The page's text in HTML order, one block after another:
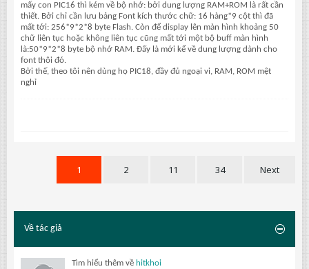
mấy con PIC16 thì kém về bộ nhớ: bởi dung lượng RAM+ROM là rất cần
thiết. Bởi chỉ cần lưu bảng Font kích thước chữ: 16 hàng*9 cột thì đã
mất tới: 256*9*2*8 byte Flash. Còn để display lên màn hình khoảng 50
chữ liên tục hoặc không liên tục cũng mất tới một bộ buff màn hình
là:50*9*2*8 byte bộ nhớ RAM. Đấy là mới kể về dung lượng dành cho
font thôi đó.
Bởi thế, theo tôi nên dùng họ PIC18, đầy đủ ngoại vi, RAM, ROM mệt
nghỉ
1 2 11 34 Next
Về tác giả
Tìm hiểu thêm về hitkhoi